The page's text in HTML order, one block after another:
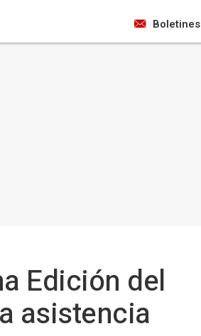
Boletines
Edición del
asistencia